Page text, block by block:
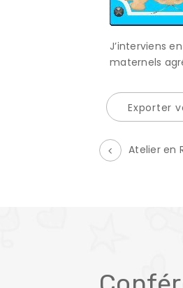
J’interviens
maternels
Exporter
É
e
Atelier en